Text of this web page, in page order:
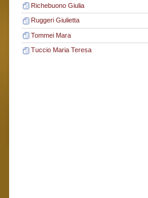
Richebuono Giulia
Ruggeri Giulietta
Tommei Mara
Tuccio Maria Teresa